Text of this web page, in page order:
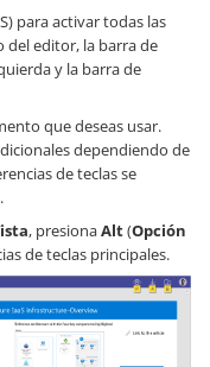
para activar todas las
del editor, la barra de
y la barra de
que deseas usar.
dependiendo de
de teclas se
, presionaAlt(Opción
de teclas principales.